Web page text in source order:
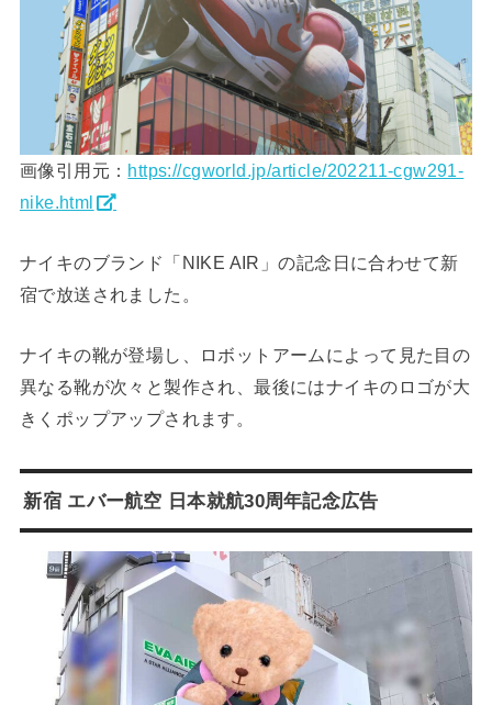
画像引用元： https://cgworld.jp/article/202211-cgw291-
nike.html
ナイキのブランド「NIKE AIR」の記念日に合わせて新
宿で放送されました。
ナイキの靴が登場し、ロボットアームによって見た目の
異なる靴が次々と製作され、最後にはナイキのロゴが大
きくポップアップされます。
新宿 エバー航空 日本就航30周年記念広告